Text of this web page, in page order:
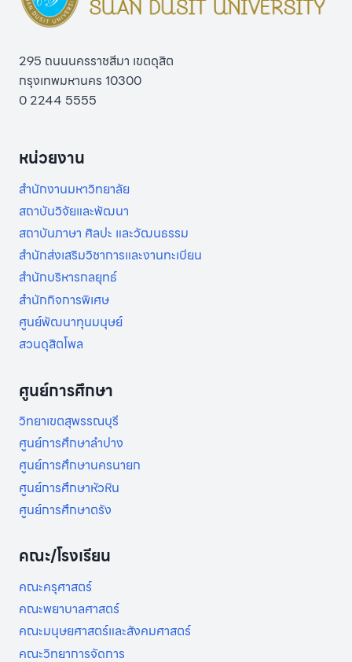
295 ถนนนครราชสีมา เขตดุสิต
กรุงเทพมหานคร 10300
0 2244 5555
หน่วยงาน
สำนักงานมหาวิทยาลัย
สถาบันวิจัยและพัฒนา
สถาบันภาษา ศิลปะ และวัฒนธรรม
สำนักส่งเสริมวิชาการและงานทะเบียน
สำนักบริหารกลยุทธ์
สำนักกิจการพิเศษ
ศูนย์พัฒนาทุนมนุษย์
สวนดุสิตโพล
ศูนย์การศึกษา
วิทยาเขตสุพรรณบุรี
ศูนย์การศึกษาลำปาง
ศูนย์การศึกษานครนายก
ศูนย์การศึกษาหัวหิน
ศูนย์การศึกษาตรัง
คณะ/โรงเรียน
คณะครุศาสตร์
คณะพยาบาลศาสตร์
คณะมนุษยศาสตร์และสังคมศาสตร์
คณะวิทยาการจัดการ